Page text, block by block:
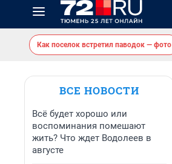
Как поселок встретил паводок — фото
ВСЕ НОВОСТИ
Всё будет хорошо или
воспоминания помешают
жить? Что ждет Водолеев в
августе